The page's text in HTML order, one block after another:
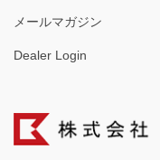
メールマガジン
Dealer Login